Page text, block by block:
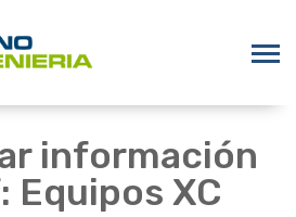
información
Equipos XC